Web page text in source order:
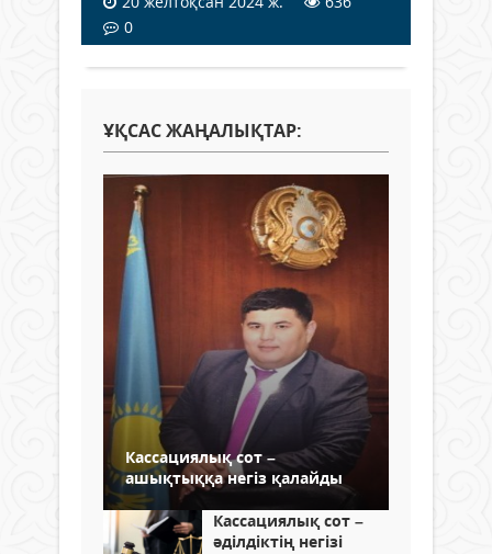
0
ҰҚСАС ЖАҢАЛЫҚТАР:
Кассациялық сот –
ашықтыққа негіз қалайды
Кассациялық сот –
әділдіктің негізі